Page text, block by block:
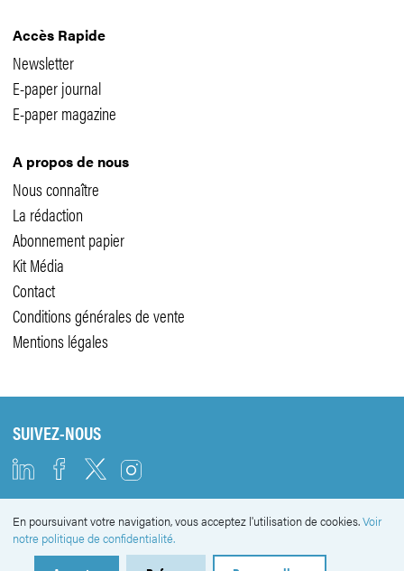
Accès Rapide
Newsletter
E-paper journal
E-paper magazine
A propos de nous
Nous connaître
La rédaction
Abonnement papier
Kit Média
Contact
Conditions générales de vente
Mentions légales
SUIVEZ-NOUS
NEWSLETTER
En poursuivant votre navigation, vous acceptez l'utilisation de cookies.Voir
notre politique de confidentialité.